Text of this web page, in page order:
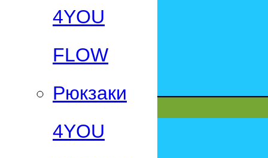
4YOU
FLOW
Рюкзаки
4YOU